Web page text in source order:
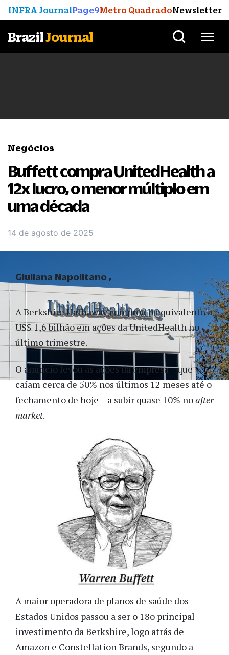
INFRA JournalPage9Metro QuadradoNewsletter
BrazilJournal
Negócios
Buffett compra UnitedHealth a
12x lucro, o menor múltiplo em
uma década
14 de agosto de 2025
A Berkshire Hathaway comprou o equivalente a
US$ 1,6 bilhão em ações da UnitedHealth no
último trimestre.
O anúncio levou as ações da empresa – que
caíam cerca de 50% nos últimos 12 meses até o
fechamento de hoje – a subir quase 10% noafter
market.
A maior operadora de planos de saúde dos
Estados Unidos passou a ser o 18o principal
investimento da Berkshire, logo atrás de
Amazon e Constellation Brands, segundo a
Giuliana Napolitano